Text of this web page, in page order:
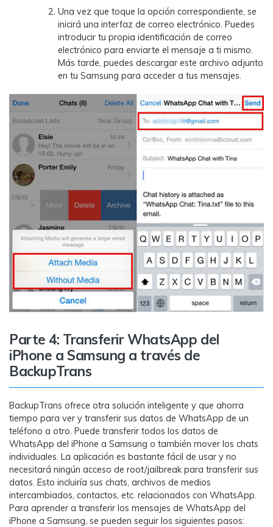
Una vez que toque la opción correspondiente, se
inicirá una interfaz de correo electrónico. Puedes
introducir tu propia identificación de correo
electrónico para enviarte el mensaje a ti mismo.
Más tarde, puedes descargar este archivo adjunto
en tu Samsung para acceder a tus mensajes.
Parte 4: Transferir WhatsApp del
iPhone a Samsung a través de
BackupTrans
BackupTrans ofrece otra solución inteligente y que ahorra
tiempo para ver y transferir sus datos de WhatsApp de un
teléfono a otro. Puede transferir todos los datos de
WhatsApp del iPhone a Samsung o también mover los chats
individuales. La aplicación es bastante fácil de usar y no
necesitará ningún acceso de root/jailbreak para transferir sus
datos. Esto incluiría sus chats, archivos de medios
intercambiados, contactos, etc. relacionados con WhatsApp.
Para aprender a transferir los mensajes de WhatsApp del
iPhone a Samsung, se pueden seguir los siguientes pasos: